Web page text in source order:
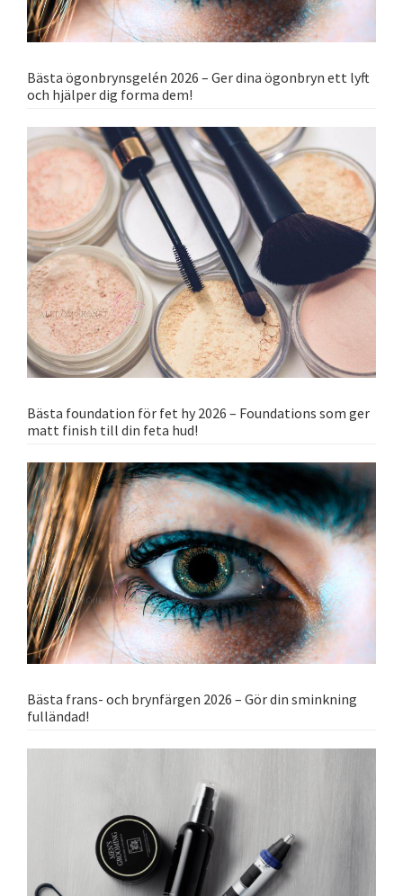
Bästa ögonbrynsgelén 2026 – Ger dina ögonbryn ett lyft
och hjälper dig forma dem!
Bästa foundation för fet hy 2026 – Foundations som ger
matt finish till din feta hud!
Bästa frans- och brynfärgen 2026 – Gör din sminkning
fulländad!